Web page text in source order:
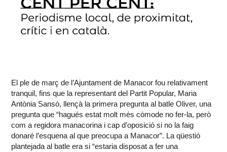
El ple de març de l’Ajuntament de Manacor fou relativament
tranquil, fins que la representant del Partit Popular, Maria
Antònia Sansó, llençà la primera pregunta al batle Oliver, una
pregunta que “hagués estat molt més còmode no fer-la, però
com a regidora manacorina i cap d’oposició si no la faig
donaré l’esquena al que preocupa a Manacor”. La qüestió
plantejada al batle era si “estaria disposat a fer una